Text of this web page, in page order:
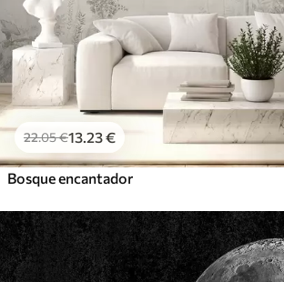
22.05€13.23€
Bosque encantador